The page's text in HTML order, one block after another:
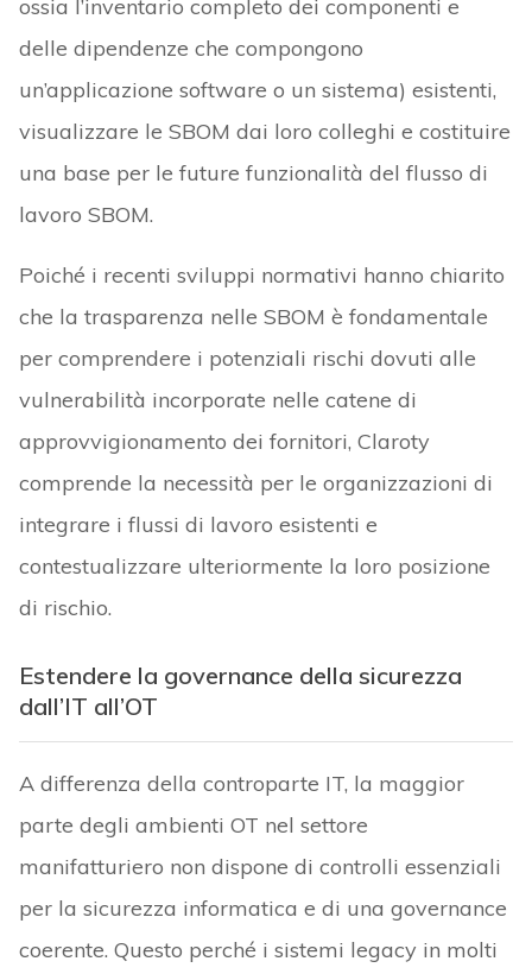
ossia l’inventario completo dei componenti e
delle dipendenze che compongono
un’applicazione software o un sistema) esistenti,
visualizzare le SBOM dai loro colleghi e costituire
una base per le future funzionalità del flusso di
lavoro SBOM.
Poiché i recenti sviluppi normativi hanno chiarito
che la trasparenza nelle SBOM è fondamentale
per comprendere i potenziali rischi dovuti alle
vulnerabilità incorporate nelle catene di
approvvigionamento dei fornitori, Claroty
comprende la necessità per le organizzazioni di
integrare i flussi di lavoro esistenti e
contestualizzare ulteriormente la loro posizione
di rischio.
Estendere la governance della sicurezza
dall’IT all’OT
A differenza della controparte IT, la maggior
parte degli ambienti OT nel settore
manifatturiero non dispone di controlli essenziali
per la sicurezza informatica e di una governance
coerente. Questo perché i sistemi legacy in molti